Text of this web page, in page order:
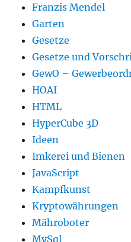
Franzis Mendel
Garten
Gesetze
Gesetze und
GewO –
HOAI
HTML
HyperCube 3D
Ideen
Imkerei und Bienen
JavaScript
Kampfkunst
Kryptowährungen
Mähroboter
MySql